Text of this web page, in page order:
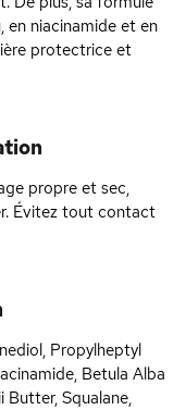
en niacinamide et en
protectrice et
propre et sec,
Évitez tout contact
Propylheptyl
Betula Alba
Butter, Squalane,